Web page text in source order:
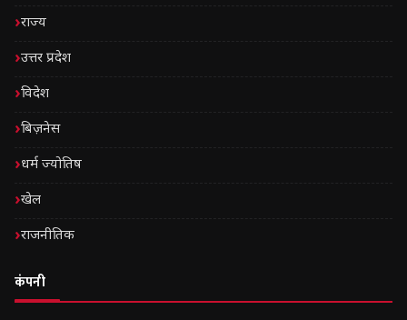
राज्य
उत्तर प्रदेश
विदेश
बिज़नेस
धर्म ज्योतिष
खेल
राजनीतिक
कंपनी